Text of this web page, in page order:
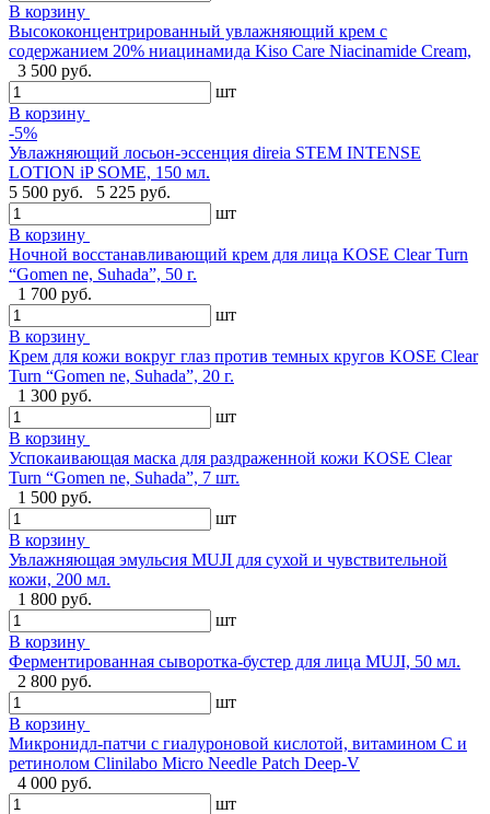
В корзину
Высококонцентрированный увлажняющий крем с
содержанием 20% ниацинамида Kiso Care Niacinamide Cream,
3 500 руб.
шт
В корзину
-5%
Увлажняющий лосьон-эссенция direia STEM INTENSE
LOTION iP SOME, 150 мл.
5 500 руб.
5 225 руб.
шт
В корзину
Ночной восстанавливающий крем для лица KOSE Clear Turn
“Gomen ne, Suhada”, 50 г.
1 700 руб.
шт
В корзину
Крем для кожи вокруг глаз против темных кругов KOSE Clear
Turn “Gomen ne, Suhada”, 20 г.
1 300 руб.
шт
В корзину
Успокаивающая маска для раздраженной кожи KOSE Clear
Turn “Gomen ne, Suhada”, 7 шт.
1 500 руб.
шт
В корзину
Увлажняющая эмульсия MUJI для сухой и чувствительной
кожи, 200 мл.
1 800 руб.
шт
В корзину
Ферментированная сыворотка-бустер для лица MUJI, 50 мл.
2 800 руб.
шт
В корзину
Микронидл-патчи с гиалуроновой кислотой, витамином C и
ретинолом Clinilabo Micro Needle Patch Deep-V
4 000 руб.
шт